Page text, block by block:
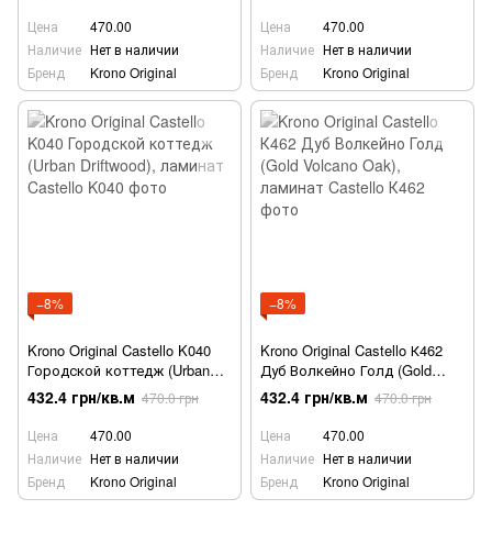
Цена
470.00
Наличие Нет в наличии
Бренд
Krono Original
Цена
470.00
Наличие Нет в наличии
Бренд
Krono Original
−8%
Krono Original Castello K040
Городской коттедж (Urban
Driftwood), ламинат
432.4 грн/кв.м 470.0 грн
Цена
470.00
Наличие Нет в наличии
Бренд
Krono Original
−8%
Krono Original Castello К462
Дуб Волкейно Голд (Gold
Volcano Oak), ламинат
432.4 грн/кв.м 470.0 грн
Цена
470.00
Наличие Нет в наличии
Бренд
Krono Original